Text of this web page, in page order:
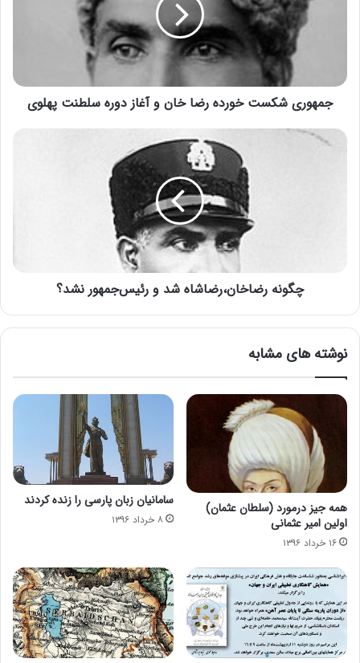
جمهوری شکست خورده رضا خان و آغاز دوره سلطنت پهلوی
چگونه رضاخان،رضاشاه شد و رئیس‌جمهور نشد؟
نوشته های مشابه
همه جیز درمورد (سلطان عثمان)
اولین امیر عثمانی
۱۶ خرداد ۱۳۹۶
سامانیان زبان پارسی را زنده كردند
۸ خرداد ۱۳۹۶